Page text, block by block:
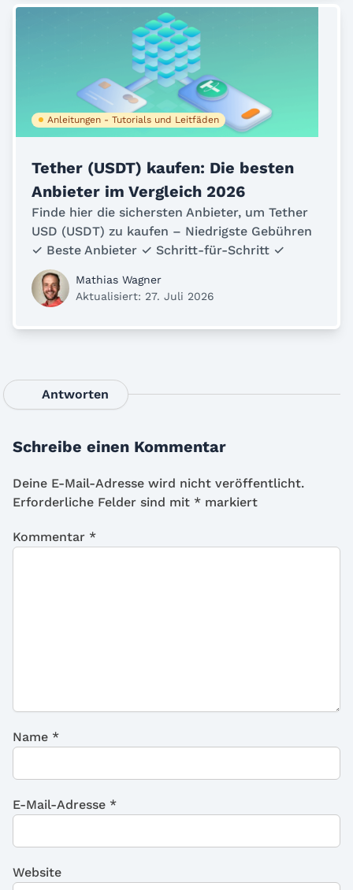
Anleitungen - Tutorials und Leitfäden
Tether (USDT) kaufen: Die besten
Anbieter im Vergleich 2026
Finde hier die sichersten Anbieter, um Tether
USD (USDT) zu kaufen – Niedrigste Gebühren
✓ Beste Anbieter ✓ Schritt-für-Schritt ✓
Mathias Wagner
Aktualisiert: 27. Juli 2026
Antworten
Schreibe einen Kommentar
Deine E-Mail-Adresse wird nicht veröffentlicht.
Erforderliche Felder sind mit * markiert
Kommentar *
Name *
E-Mail-Adresse *
Website